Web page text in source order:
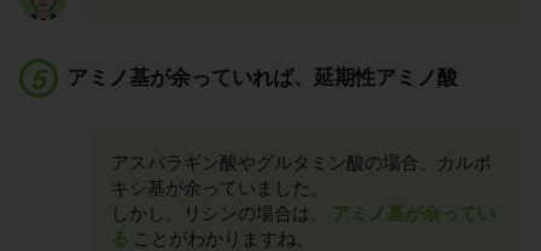
アミノ基が余っていれば、延期性アミノ酸
アスパラギン酸やグルタミン酸の場合、カルボ
キシ基が余っていました。
しかし、リシンの場合は、
アミノ基が余ってい
る ことがわかりますね。